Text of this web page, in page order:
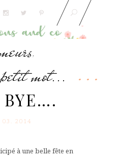
,
mot...
BYE….
03. 2014
à une belle fête en